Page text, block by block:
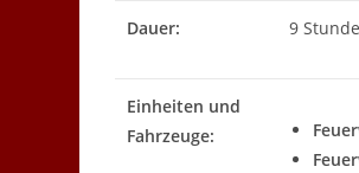
Dauer: 9
Einheiten und
Fahrzeuge: